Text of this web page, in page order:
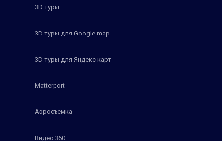
3D туры
3D туры для Google map
3D туры для Яндекс карт
Matterport
Аэросъемка
Видео 360